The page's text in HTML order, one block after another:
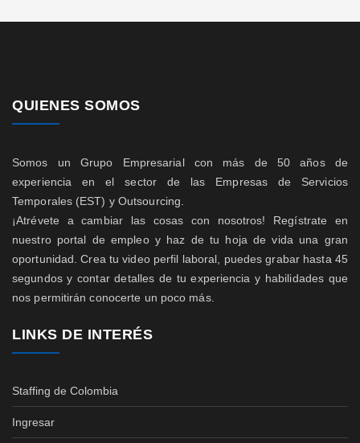
QUIENES SOMOS
Somos un Grupo Empresarial con más de 50 años de
experiencia en el sector de las Empresas de Servicios
Temporales (EST) y Outsourcing.
¡Atrévete a cambiar las cosas con nosotros! Regístrate en
nuestro portal de empleo y haz de tu hoja de vida una gran
oportunidad. Crea tu video perfil laboral, puedes grabar hasta 45
segundos y contar detalles de tu experiencia y habilidades que
nos permitirán conocerte un poco más.
LINKS DE INTERÉS
Staffing de Colombia
Ingresar